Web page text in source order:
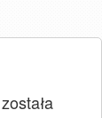
została